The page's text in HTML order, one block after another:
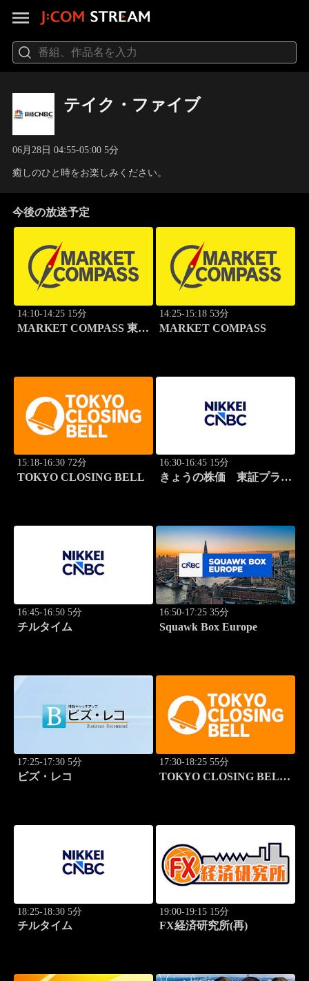
テイク・ファイブ
06月28日 04:55-05:00 5分
癒しのひと時をお楽しみください。
今後の放送予定
14:10-14:25 15分
MARKET COMPASS 東証
14:25-15:18 53分
MARKET COMPASS
15:18-16:30 72分
TOKYO CLOSING BELL
16:30-16:45 15分
きょうの株価 東証プライ
16:45-16:50 5分
チルタイム
16:50-17:25 35分
Squawk Box Europe
17:25-17:30 5分
ビズ・レコ
17:30-18:25 55分
TOKYO CLOSING BELL
18:25-18:30 5分
チルタイム
19:00-19:15 15分
FX経済研究所(再)